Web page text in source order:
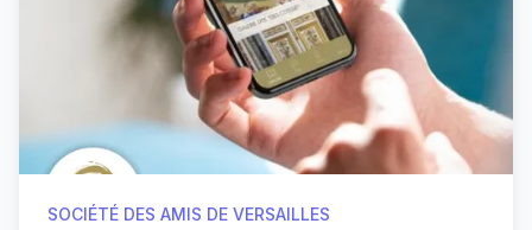
SOCIÉTÉ DES AMIS DE VERSAILLES